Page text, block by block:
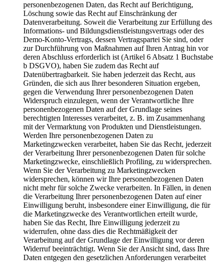
personenbezogenen Daten, das Recht auf Berichtigung,
Löschung sowie das Recht auf Einschränkung der
Datenverarbeitung. Soweit die Verarbeitung zur Erfüllung des
Informations- und Bildungsdienstleistungsvertrags oder des
Demo-Konto-Vertrags, dessen Vertragspartei Sie sind, oder
zur Durchführung von Maßnahmen auf Ihren Antrag hin vor
deren Abschluss erforderlich ist (Artikel 6 Absatz 1 Buchstabe
b DSGVO), haben Sie zudem das Recht auf
Datenübertragbarkeit. Sie haben jederzeit das Recht, aus
Gründen, die sich aus Ihrer besonderen Situation ergeben,
gegen die Verwendung Ihrer personenbezogenen Daten
Widerspruch einzulegen, wenn der Verantwortliche Ihre
personenbezogenen Daten auf der Grundlage seines
berechtigten Interesses verarbeitet, z. B. im Zusammenhang
mit der Vermarktung von Produkten und Dienstleistungen.
Werden Ihre personenbezogenen Daten zu
Marketingzwecken verarbeitet, haben Sie das Recht, jederzeit
der Verarbeitung Ihrer personenbezogenen Daten für solche
Marketingzwecke, einschließlich Profiling, zu widersprechen.
Wenn Sie der Verarbeitung zu Marketingzwecken
widersprechen, können wir Ihre personenbezogenen Daten
nicht mehr für solche Zwecke verarbeiten. In Fällen, in denen
die Verarbeitung Ihrer personenbezogenen Daten auf einer
Einwilligung beruht, insbesondere einer Einwilligung, die für
die Marketingzwecke des Verantwortlichen erteilt wurde,
haben Sie das Recht, Ihre Einwilligung jederzeit zu
widerrufen, ohne dass dies die Rechtmäßigkeit der
Verarbeitung auf der Grundlage der Einwilligung vor deren
Widerruf beeinträchtigt. Wenn Sie der Ansicht sind, dass Ihre
Daten entgegen den gesetzlichen Anforderungen verarbeitet